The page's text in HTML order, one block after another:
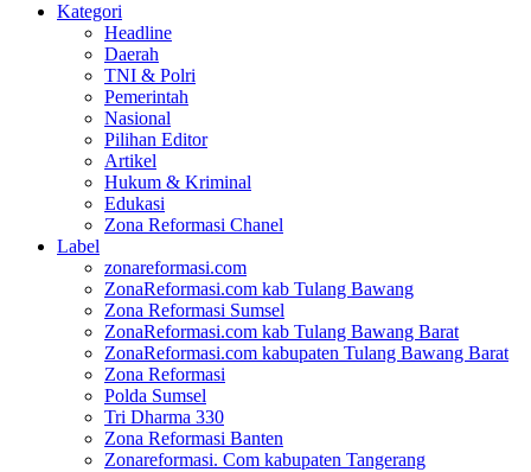
Kategori
Headline
Daerah
TNI & Polri
Pemerintah
Nasional
Pilihan Editor
Artikel
Hukum & Kriminal
Edukasi
Zona Reformasi Chanel
Label
zonareformasi.com
ZonaReformasi.com kab Tulang Bawang
Zona Reformasi Sumsel
ZonaReformasi.com kab Tulang Bawang Barat
ZonaReformasi.com kabupaten Tulang Bawang Barat
Zona Reformasi
Polda Sumsel
Tri Dharma 330
Zona Reformasi Banten
Zonareformasi. Com kabupaten Tangerang